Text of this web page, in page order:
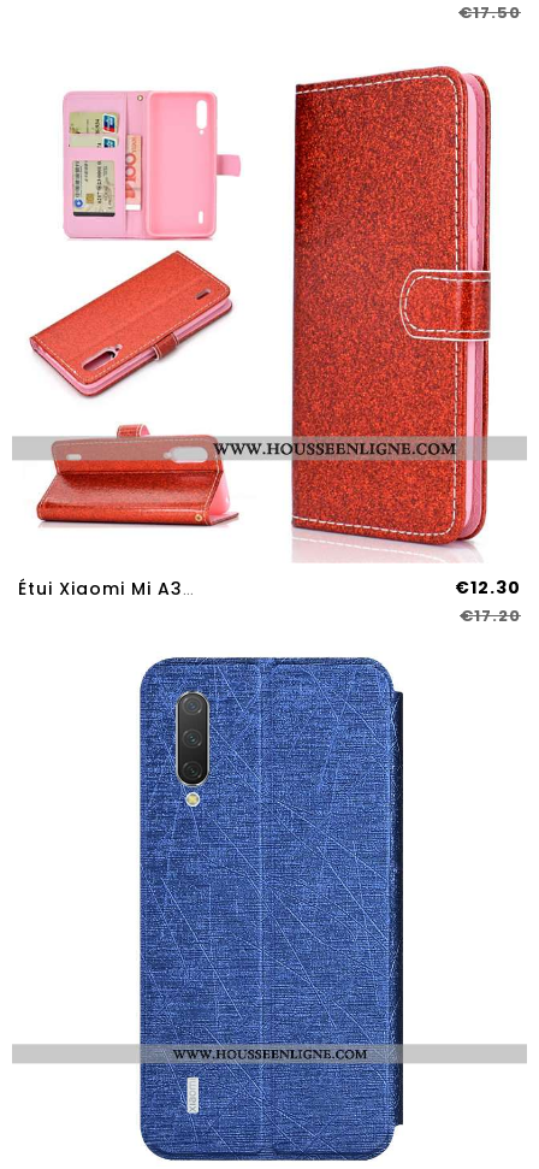
€17.50
Étui Xiaomi Mi A3 Silicone Protection Coque Petit Tout Compris Clamshell Téléphone Portable Rouge €12.30
€17.20